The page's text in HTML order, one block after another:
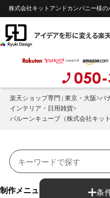
アイデアを形に変える楽
楽天ショップ専門 | 東京・大阪>バ
インテリア・日用雑貨>
バルーンキューブ（株式会社キッ
条
制作メニュー： バナー制作